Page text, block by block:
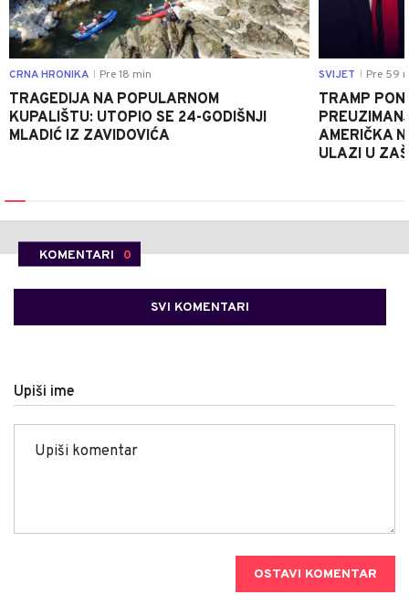
CRNA HRONIKA Pre 18 min
TRAGEDIJA NA POPULARNOM
KUPALIŠTU: UTOPIO SE 24-GODIŠNJI
MLADIĆ IZ ZAVIDOVIĆA
SVIJET Pre 59
TRAMP
AMERIČKA
ULAZI U
KOMENTARI 0
SVI KOMENTARI
Upiši ime
OSTAVI KOMENTAR